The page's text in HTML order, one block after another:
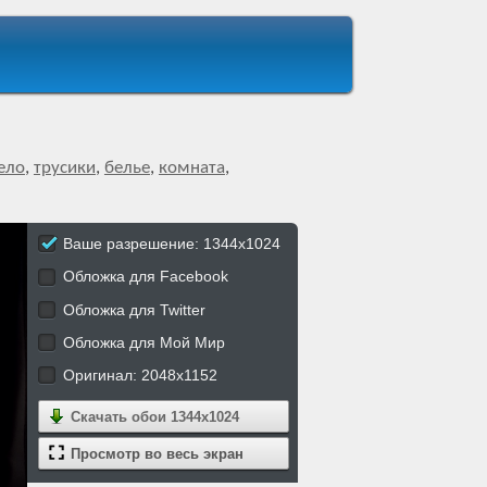
, трусики, белье, комната,
Ваше разрешение: 1344x1024
Обложка для Facebook
Обложка для Twitter
Обложка для Мой Мир
Оригинал: 2048x1152
Скачать обои 1344x1024
Просмотр во весь экран